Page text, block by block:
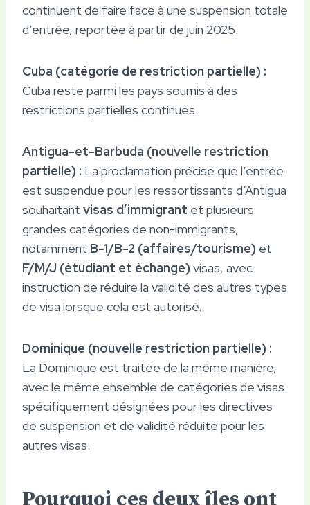
continuent de faire face à une suspension totale
d’entrée, reportée à partir de juin 2025.
Cuba (catégorie de restriction partielle) :
Cuba reste parmi les pays soumis à des
restrictions partielles continues.
Antigua-et-Barbuda (nouvelle restriction
partielle) : La proclamation précise que l’entrée
est suspendue pour les ressortissants d’Antigua
souhaitant visas d’immigrant et plusieurs
grandes catégories de non-immigrants,
notamment B-1/B-2 (affaires/tourisme) et
F/M/J (étudiant et échange) visas, avec
instruction de réduire la validité des autres types
de visa lorsque cela est autorisé.
Dominique (nouvelle restriction partielle) :
La Dominique est traitée de la même manière,
avec le même ensemble de catégories de visas
spécifiquement désignées pour les directives
de suspension et de validité réduite pour les
autres visas.
Pourquoi ces deux îles ont